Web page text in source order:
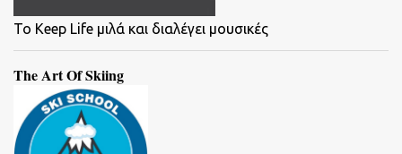
To Keep Life μιλά και διαλέγει μουσικές
The Art Of Skiing